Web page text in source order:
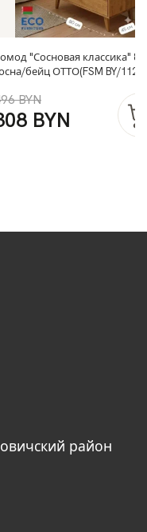
"Сосновая классика"
бейц ОТТО(FSM BY/112
BYN
BYN
район